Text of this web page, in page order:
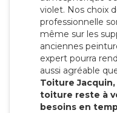
violet. Nos choix
professionnelle
même sur les
anciennes
expert pourra
aussi agréable
Toiture
toiture reste à
besoins en